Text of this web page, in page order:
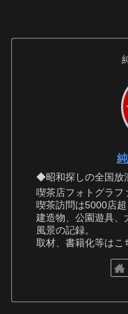
◆昭和探しの全国放
喫茶店フォトグラフ
喫茶訪問は5000店
建造物、公園遊具、
風景の記録。
取材、書籍化等は